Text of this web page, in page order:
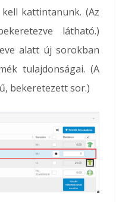
kattintanunk. (Az
látható.)
alatt új sorokban
tulajdonságai. (A
bekeretezett sor.)